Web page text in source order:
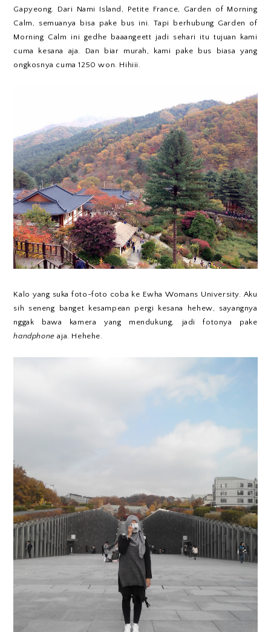
Gapyeong. Dari Nami Island, Petite France, Garden of Morning
Calm, semuanya bisa pake bus ini. Tapi berhubung Garden of
Morning Calm ini gedhe baaangeett jadi sehari itu tujuan kami
cuma kesana aja. Dan biar murah, kami pake bus biasa yang
ongkosnya cuma 1250 won. Hihiii.
Kalo yang suka foto-foto coba ke Ewha Womans University. Aku
sih seneng banget kesampean pergi kesana hehew, sayangnya
nggak bawa kamera yang mendukung, jadi fotonya pake
handphone aja. Hehehe.